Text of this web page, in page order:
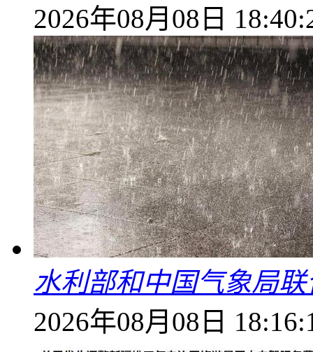
2026年08月08日
水利部和中国气象局
2026年08月08日